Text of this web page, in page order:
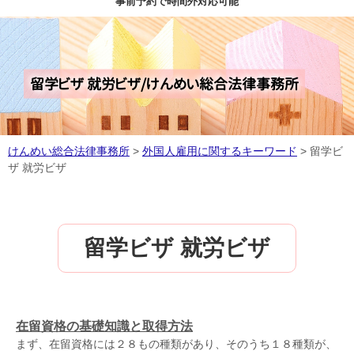
留学ビザ 就労ビザ/けんめい総合法律事務所
けんめい総合法律事務所 > 外国人雇用に関するキーワード > 留学ビ
ザ 就労ビザ
留学ビザ 就労ビザ
在留資格の基礎知識と取得方法
まず、在留資格には２８もの種類があり、そのうち１８種類が、